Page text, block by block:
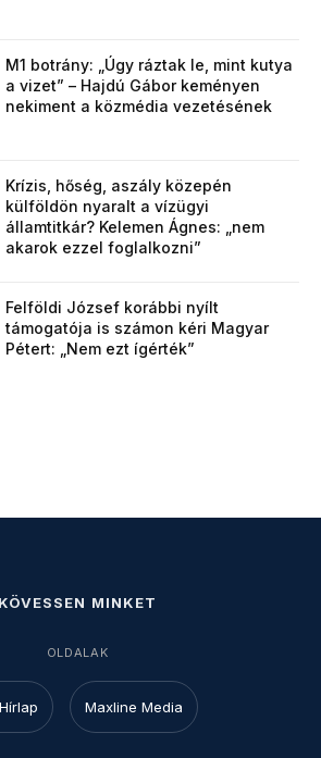
M1 botrány: „Úgy ráztak le, mint kutya
a vizet” – Hajdú Gábor keményen
nekiment a közmédia vezetésének
Krízis, hőség, aszály közepén
külföldön nyaralt a vízügyi
államtitkár? Kelemen Ágnes: „nem
akarok ezzel foglalkozni”
Felföldi József korábbi nyílt
támogatója is számon kéri Magyar
Pétert: „Nem ezt ígérték”
KÖVESSEN MINKET
OLDALAK
Maxline Media